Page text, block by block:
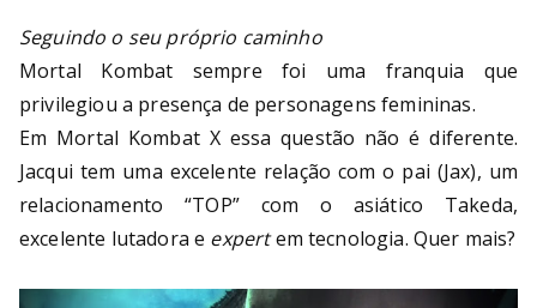
Seguindo o seu próprio caminho
Mortal Kombat sempre foi uma franquia que
privilegiou a presença de personagens femininas.
Em Mortal Kombat X essa questão não é diferente.
Jacqui tem uma excelente relação com o pai (Jax), um
relacionamento “TOP” com o asiático Takeda,
excelente lutadora e expertem tecnologia. Quer mais?